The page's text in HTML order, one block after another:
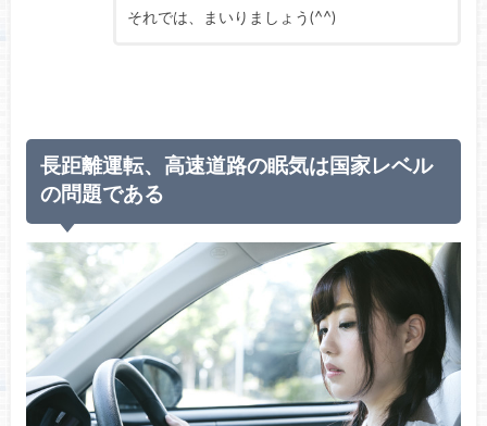
それでは、まいりましょう(^^)
長距離運転、高速道路の眠気は国家レベル
の問題である